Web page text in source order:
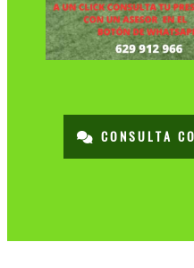
CONSULTA